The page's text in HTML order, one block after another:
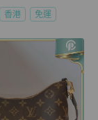
香港 免運